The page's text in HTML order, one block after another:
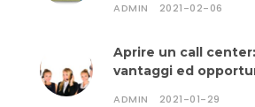
ADMIN 2021-02-06
Aprire un call
vantaggi ed
ADMIN 2021-01-29